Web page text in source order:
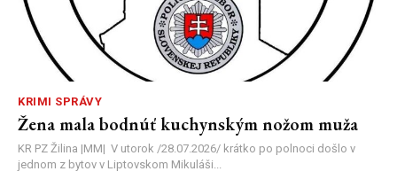
KRIMI SPRÁVY
Žena mala bodnúť kuchynským nožom muža
KR PZ Žilina |MM| V utorok /28.07.2026/ krátko po polnoci došlo v
jednom z bytov v Liptovskom Mikuláši...